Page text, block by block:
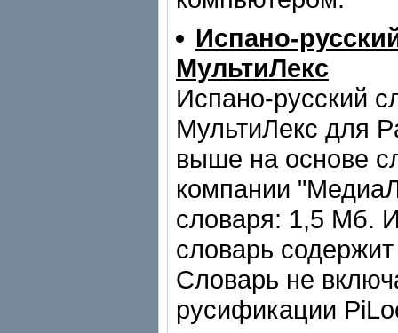
Испано-
МультиЛекс
Испано-русский
МультиЛекс для
выше на основе
компании
словаря: 1,5 Мб.
словарь
Словарь не
русификации